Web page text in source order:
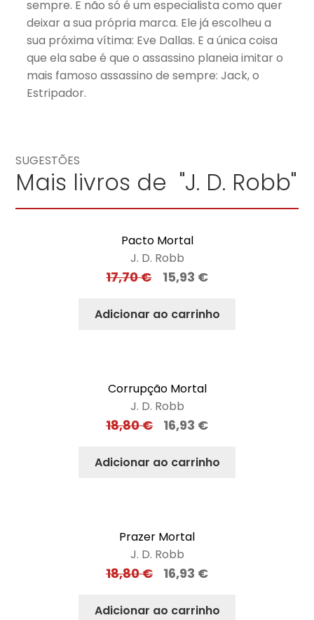
sempre. E não só é um especialista como quer
deixar a sua própria marca. Ele já escolheu a
sua próxima vítima: Eve Dallas. E a única coisa
que ela sabe é que o assassino planeia imitar o
mais famoso assassino de sempre: Jack, o
Estripador.
SUGESTÕES
Mais livros de "J. D. Robb"
Pacto Mortal
J. D. Robb
17,70€ 15,93 €
Adicionar ao carrinho
Corrupção Mortal
J. D. Robb
18,80€ 16,93 €
Adicionar ao carrinho
Prazer Mortal
J. D. Robb
18,80€ 16,93 €
Adicionar ao carrinho